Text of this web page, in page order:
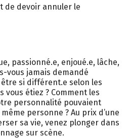
de devoir annuler le
passionné.e, enjoué.e, lâche,
vous jamais demandé
si différent.e selon les
vous étiez ? Comment les
personnalité pouvaient
personne ? Au prix d’une
sa vie, venez plonger dans
sur scène.